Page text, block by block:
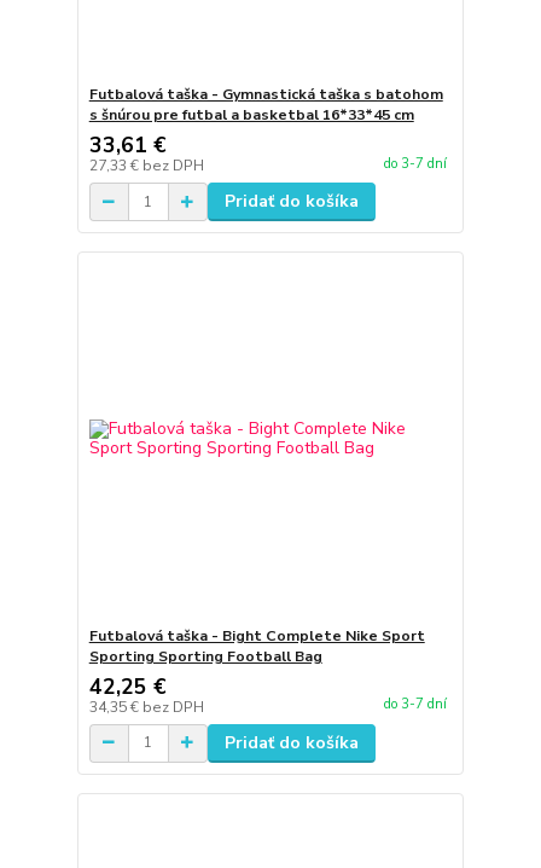
Futbalová taška - Gymnastická taška s batohom
s šnúrou pre futbal a basketbal 16*33*45 cm
33,61 €
27,33 € bez DPH do 3-7 dní
Pridať do košíka
Futbalová taška - Bight Complete Nike Sport
Sporting Sporting Football Bag
42,25 €
34,35 € bez DPH do 3-7 dní
Pridať do košíka